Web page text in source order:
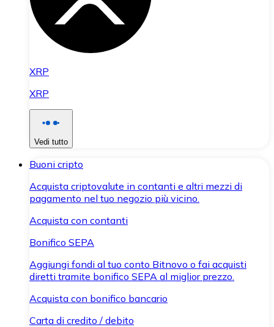
XRP
XRP
Vedi tutto
Buoni cripto
Acquista criptovalute in contanti e altri mezzi di
pagamento nel tuo negozio più vicino.
Acquista con contanti
Bonifico SEPA
Aggiungi fondi al tuo conto Bitnovo o fai acquisti
diretti tramite bonifico SEPA al miglior prezzo.
Acquista con bonifico bancario
Carta di credito / debito